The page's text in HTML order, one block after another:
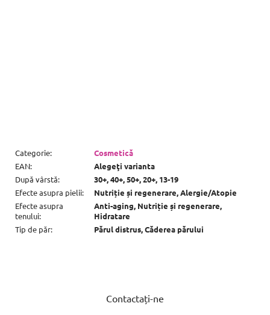
Categorie:
Cosmetică
EAN:
Alegeţi varianta
După vârstă:
30+, 40+, 50+, 20+, 13-19
Efecte asupra pielii:
Nutriție și regenerare, Alergie/Atopie
Efecte asupra
tenului:
Anti-aging, Nutriție și regenerare,
Hidratare
Tip de păr: Părul distrus, Căderea părului
Contactați-ne